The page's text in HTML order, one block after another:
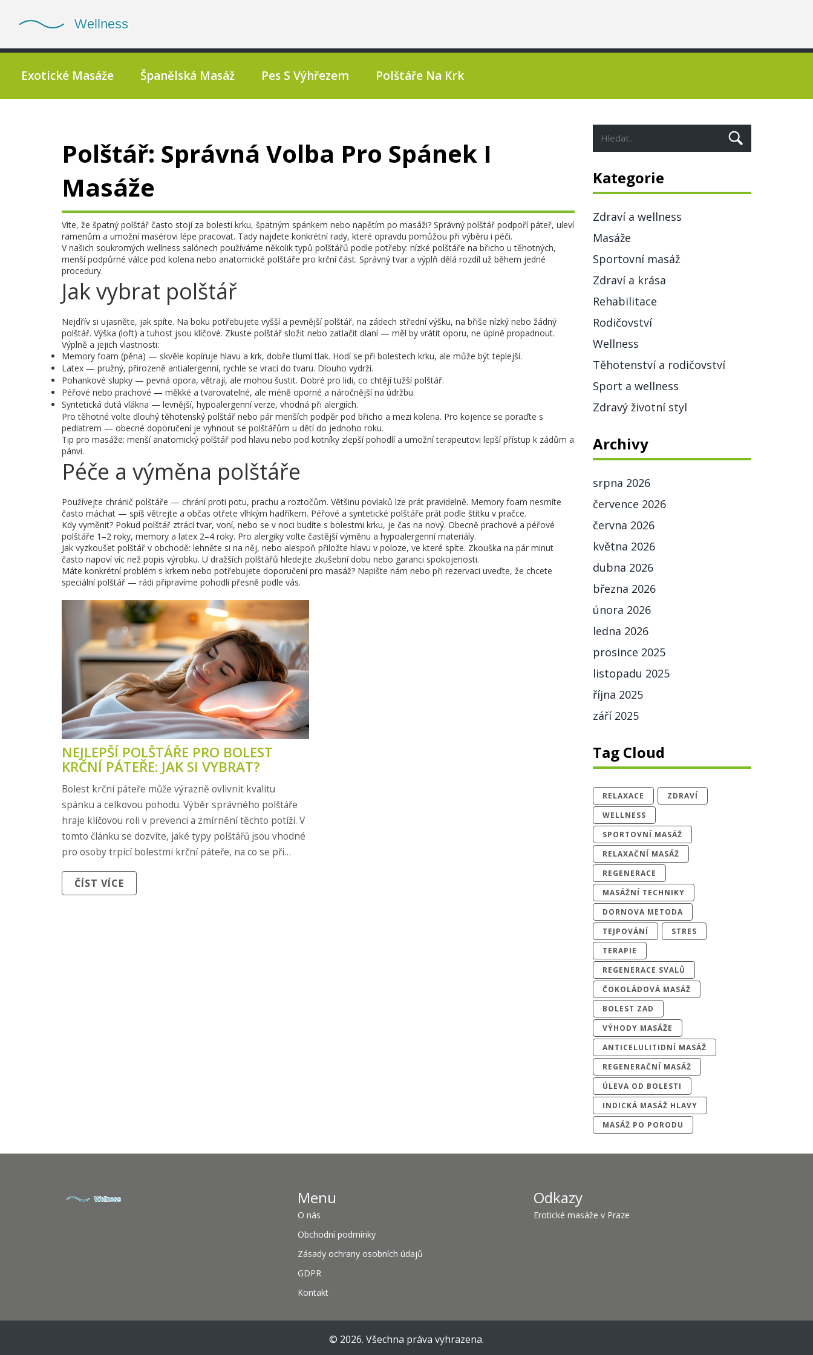
Exotické Masáže Španělská Masáž Pes S Výhřezem Polštáře Na Krk
Polštář: Správná Volba Pro Spánek I
Masáže
Víte, že špatný polštář často stojí za bolestí krku, špatným spánkem nebo napětím po masáži? Správný polštář podpoří páteř, uleví
ramenům a umožní masérovi lépe pracovat. Tady najdete konkrétní rady, které opravdu pomůžou při výběru i péči.
V našich soukromých wellness salónech používáme několik typů polštářů podle potřeby: nízké polštáře na břicho u těhotných,
menší podpůrné válce pod kolena nebo anatomické polštáře pro krční část. Správný tvar a výplň dělá rozdíl už během jedné
procedury.
Jak vybrat polštář
Nejdřív si ujasněte, jak spíte. Na boku potřebujete vyšší a pevnější polštář, na zádech střední výšku, na břiše nízký nebo žádný
polštář. Výška (loft) a tuhost jsou klíčové. Zkuste polštář složit nebo zatlačit dlaní — měl by vrátit oporu, ne úplně propadnout.
Výplně a jejich vlastnosti:
Memory foam (pěna) — skvěle kopíruje hlavu a krk, dobře tlumí tlak. Hodí se při bolestech krku, ale může být teplejší.
Latex — pružný, přirozeně antialergenní, rychle se vrací do tvaru. Dlouho vydrží.
Pohankové slupky — pevná opora, větrají, ale mohou šustit. Dobré pro lidi, co chtějí tužší polštář.
Péřové nebo prachové — měkké a tvarovatelné, ale méně oporné a náročnější na údržbu.
Syntetická dutá vlákna — levnější, hypoalergenní verze, vhodná při alergiích.
Pro těhotné volte dlouhý těhotenský polštář nebo pár menších podpěr pod břicho a mezi kolena. Pro kojence se poraďte s
pediatrem — obecné doporučení je vyhnout se polštářům u dětí do jednoho roku.
Tip pro masáže: menší anatomický polštář pod hlavu nebo pod kotníky zlepší pohodlí a umožní terapeutovi lepší přístup k zádům a
pánvi.
Péče a výměna polštáře
Používejte chránič polštáře — chrání proti potu, prachu a roztočům. Většinu povlaků lze prát pravidelně. Memory foam nesmíte
často máchat — spíš větrejte a občas otřete vlhkým hadříkem. Péřové a syntetické polštáře prát podle štítku v pračce.
Kdy vyměnit? Pokud polštář ztrácí tvar, voní, nebo se v noci budíte s bolestmi krku, je čas na nový. Obecně prachové a péřové
polštáře 1–2 roky, memory a latex 2–4 roky. Pro alergiky volte častější výměnu a hypoalergenní materiály.
Jak vyzkoušet polštář v obchodě: lehněte si na něj, nebo alespoň přiložte hlavu v poloze, ve které spíte. Zkouška na pár minut
často napoví víc než popis výrobku. U dražších polštářů hledejte zkušební dobu nebo garanci spokojenosti.
Máte konkrétní problém s krkem nebo potřebujete doporučení pro masáž? Napište nám nebo při rezervaci uveďte, že chcete
speciální polštář — rádi připravíme pohodlí přesně podle vás.
NEJLEPŠÍ POLŠTÁŘE PRO BOLEST
KRČNÍ PÁTEŘE: JAK SI VYBRAT?
Bolest krční páteře může výrazně ovlivnit kvalitu
spánku a celkovou pohodu. Výběr správného polštáře
hraje klíčovou roli v prevenci a zmírnění těchto potíží. V
tomto článku se dozvíte, jaké typy polštářů jsou vhodné
pro osoby trpící bolestmi krční páteře, na co se při
podpořil správné držení těla během spánku.
ČÍST VÍCE
Kategorie
Zdraví a wellness
Masáže
Sportovní masáž
Zdraví a krása
Rehabilitace
Rodičovství
Wellness
Těhotenství a rodičovství
Sport a wellness
Zdravý životní styl
Archivy
srpna 2026
července 2026
června 2026
května 2026
dubna 2026
března 2026
února 2026
ledna 2026
prosince 2025
listopadu 2025
října 2025
září 2025
Tag Cloud
RELAXACE
ZDRAVÍ
WELLNESS
SPORTOVNÍ MASÁŽ
RELAXAČNÍ MASÁŽ
REGENERACE
MASÁŽNÍ TECHNIKY
DORNOVA METODA
TEJPOVÁNÍ
STRES
TERAPIE
REGENERACE SVALŮ
ČOKOLÁDOVÁ MASÁŽ
BOLEST ZAD
VÝHODY MASÁŽE
ANTICELULITIDNÍ MASÁŽ
REGENERAČNÍ MASÁŽ
ÚLEVA OD BOLESTI
INDICKÁ MASÁŽ HLAVY
MASÁŽ PO PORODU
Menu
O nás
Obchodní podmínky
Zásady ochrany osobních údajů
GDPR
Kontakt
Odkazy
Erotické masáže v Praze
© 2026. Všechna práva vyhrazena.